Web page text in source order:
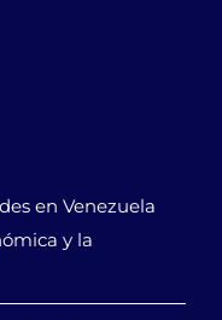
en Venezuela
y la